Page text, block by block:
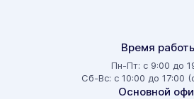
Время
Пн-Пт: с 9:00 до
Сб-Вс: с 10:00 до 17:00
Основной